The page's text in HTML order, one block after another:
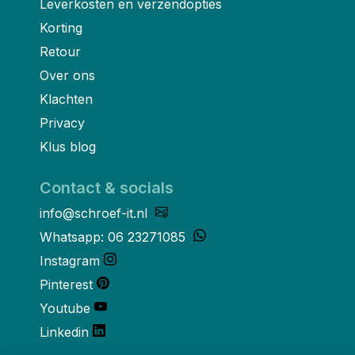
Leverkosten en verzendopties
Korting
Retour
Over ons
Klachten
Privacy
Klus blog
Contact & socials
info@schroef-it.nl
Whatsapp: 06 23271085
Instagram
Pinterest
Youtube
Linkedin